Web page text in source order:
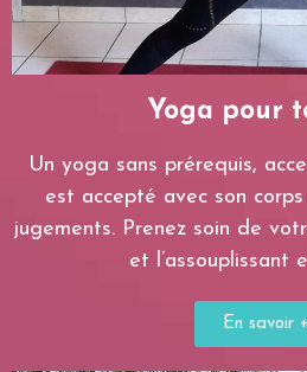
Yoga pour
Un yoga sans prérequis,
est accepté avec son
jugements. Prenez soin de
et l’assouplissant
En savoir +